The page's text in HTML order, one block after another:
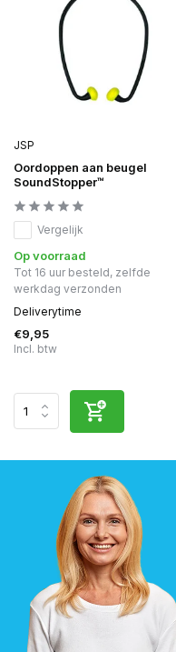
JSP
Oordoppen aan beugel
SoundStopper™
Vergelijk
Op voorraad
Tot 16 uur besteld, zelfde
werkdag verzonden
Deliverytime
€9,95
Incl. btw